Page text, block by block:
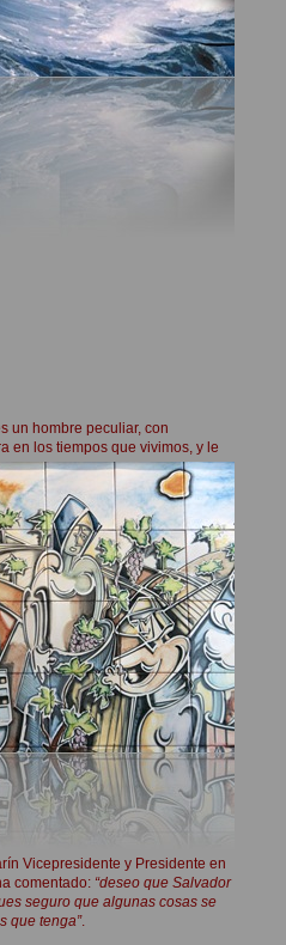
un hombre peculiar, con
en los tiempos que vivimos, y le
Vicepresidente y Presidente en
comentado: “deseo que Salvador
seguro que algunas cosas se
que tenga”.